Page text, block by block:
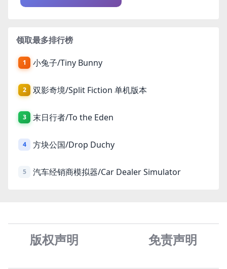
领取最多排行榜
1 小兔子/Tiny Bunny
2 双影奇境/Split Fiction 单机版本
3 末日行者/To the Eden
4 方块公国/Drop Duchy
5 汽车经销商模拟器/Car Dealer Simulator
版权声明 免责声明